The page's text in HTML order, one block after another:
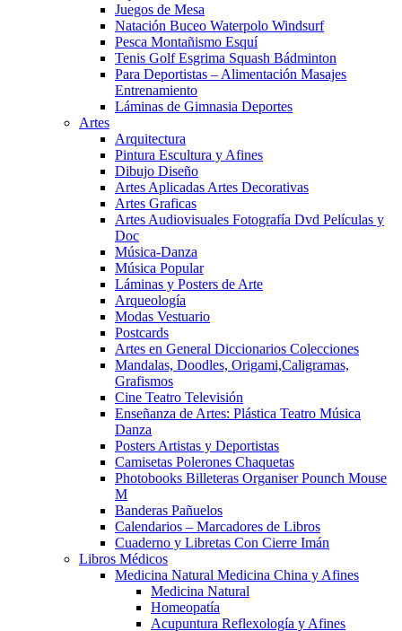
Juegos de Mesa
Natación Buceo Waterpolo Windsurf
Pesca Montañismo Esquí
Tenis Golf Esgrima Squash Bádminton
Para Deportistas – Alimentación Masajes
Entrenamiento
Láminas de Gimnasia Deportes
Artes
Arquitectura
Pintura Escultura y Afines
Dibujo Diseño
Artes Aplicadas Artes Decorativas
Artes Graficas
Artes Audiovisuales Fotografía Dvd Películas y
Doc
Música-Danza
Música Popular
Láminas y Posters de Arte
Arqueología
Modas Vestuario
Postcards
Artes en General Diccionarios Colecciones
Mandalas, Doodles, Origami,Caligramas,
Grafismos
Cine Teatro Televisión
Enseñanza de Artes: Plástica Teatro Música
Danza
Posters Artistas y Deportistas
Camisetas Polerones Chaquetas
Photobooks Billeteras Organiser Pounch Mouse
M
Banderas Pañuelos
Calendarios – Marcadores de Libros
Cuaderno y Libretas Con Cierre Imán
Libros Médicos
Medicina Natural Medicina China y Afines
Medicina Natural
Homeopatía
Acupuntura Reflexología y Afines